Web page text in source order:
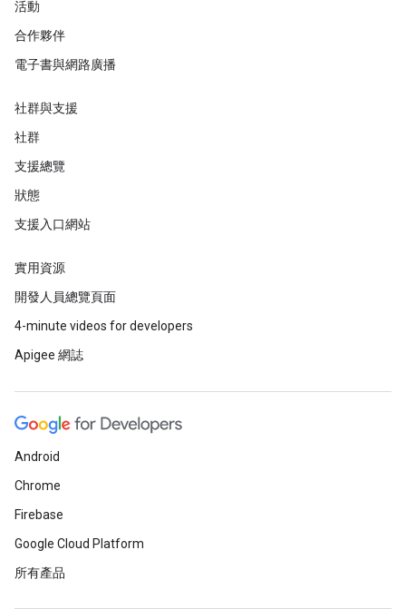
活動
合作夥伴
電子書與網路廣播
社群與支援
社群
支援總覽
狀態
支援入口網站
實用資源
開發人員總覽頁面
4-minute videos for developers
Apigee 網誌
Android
Chrome
Firebase
Google Cloud Platform
所有產品